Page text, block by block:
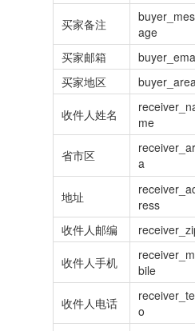
买家备注
age
买家邮箱
买家地区
收件人姓名
me
省市区
a
地址
ress
收件人邮编
收件人手机
bile
收件人电话
o